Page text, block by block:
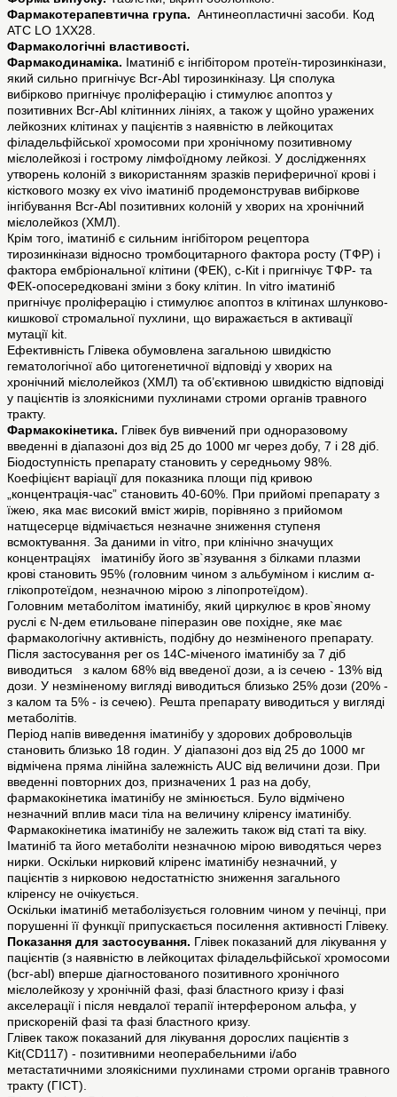
Фармакотерапевтична група. Антинеопластичні засоби. Код
АТС LО 1XX28.
Фармакологiчнi властивостi.
Фармакодинаміка. Іматиніб є інгібітором протеїн-тирозинкінази,
який сильно пригнічує Bcr-Abl тирозинкіназу. Ця сполука
вибірково пригнічує проліферацію і стимулює апоптоз у
позитивних Bcr-Abl клітинних лініях, а також у щойно уражених
лейкозних клітинах у пацієнтів з наявністю в лейкоцитах
філадельфійської хромосоми при хронічному позитивному
мієлолейкозі і гострому лімфоїдному лейкозі. У дослідженнях
утворень колоній з використанням зразків периферичної крові і
кісткового мозку ex vivo іматиніб продемонстрував вибіркове
інгібування Bcr-Abl позитивних колоній у хворих на хронічний
мієлолейкоз (ХМЛ).
Крім того, іматиніб є сильним інгібітором рецептора
тирозинкінази відносно тромбоцитарного фактора росту (ТФР) і
фактора ембріональної клітини (ФЕК), с-Кit і пригнічує ТФР- та
ФЕК-опосередковані зміни з боку клітин. Іn vitro іматиніб
пригнічує проліферацію і стимулює апоптоз в клітинах шлунково-
кишкової стромальної пухлини, що виражається в активації
мутації kit.
Ефективність Глівека обумовлена загальною швидкістю
гематологічної або цитогенетичної відповіді у хворих на
хронічний мієлолейкоз (ХМЛ) та об’єктивною швидкістю відповіді
у пацієнтів із злоякісними пухлинами строми органів травного
тракту.
Фармакокінетика. Глівек був вивчений при одноразовому
введенні в діапазоні доз від 25 до 1000 мг через добу, 7 і 28 діб.
Біодоступність препарату становить у середньому 98%.
Коефіцієнт варіації для показника площи під кривою
„концентрація-час” становить 40-60%. При прийомі препарату з
їжею, яка має високий вміст жирів, порівняно з прийомом
натщесерце відмічається незначне зниження ступеня
всмоктування. За даними in vitro, при клінічно значущих
концентраціях іматинібу його зв`язування з білками плазми
крові становить 95% (головним чином з альбуміном і кислим α-
глікопротеїдом, незначною мірою з ліпопротеїдом).
Головним метаболітом іматинібу, який циркулює в кров`яному
руслі є N-дем етильоване піперазин ове похідне, яке має
фармакологічну активність, подібну до незміненого препарату.
Після застосування per os 14С-міченого іматинібу за 7 діб
виводиться з калом 68% від введеної дози, а із сечею - 13% від
дози. У незміненому вигляді виводиться близько 25% дози (20% -
з калом та 5% - із сечею). Решта препарату виводиться у вигляді
метаболітів.
Період напів виведення іматинібу у здорових добровольців
становить близько 18 годин. У діапазоні доз від 25 до 1000 мг
відмічена пряма лінійна залежність AUC від величини дози. При
введенні повторних доз, призначених 1 раз на добу,
фармакокінетика іматинібу не змінюється. Було відмічено
незначний вплив маси тіла на величину кліренсу іматинібу.
Фармакокінетика іматинібу не залежить також від статі та віку.
Іматиніб та його метаболіти незначною мірою виводяться через
нирки. Оскільки нирковий кліренс іматинібу незначний, у
пацієнтів з нирковою недостатністю зниження загального
кліренсу не очікується.
Оскільки іматиніб метаболізується головним чином у печінці, при
порушенні її функції припускається посилення активності Глівеку.
Показання для застосування. Глівек показаний для лікування у
пацієнтів (з наявністю в лейкоцитах філадельфійської хромосоми
(bcr-abl) вперше діагностованого позитивного хронічного
мієлолейкозу у хронічній фазі, фазі бластного кризу і фазі
акселерації і після невдалої терапії інтерфероном альфа, у
прискореній фазі та фазі бластного кризу.
Глівек також показаний для лікування дорослих пацієнтів з
Kit(CD117) - позитивними неоперабельними і/або
метастатичними злоякісними пухлинами строми органів травного
тракту (ГІСТ).